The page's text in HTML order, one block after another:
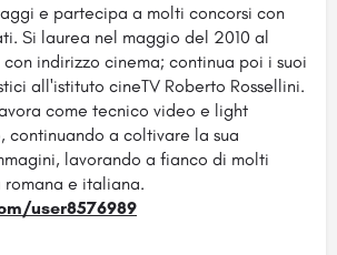
e partecipa a molti concorsi con
Si laurea nel maggio del 2010 al
con indirizzo cinema; continua poi i suoi
all'istituto cineTV Roberto Rossellini.
come tecnico video e light
continuando a coltivare la sua
lavorando a fianco di molti
e italiana.
user8576989